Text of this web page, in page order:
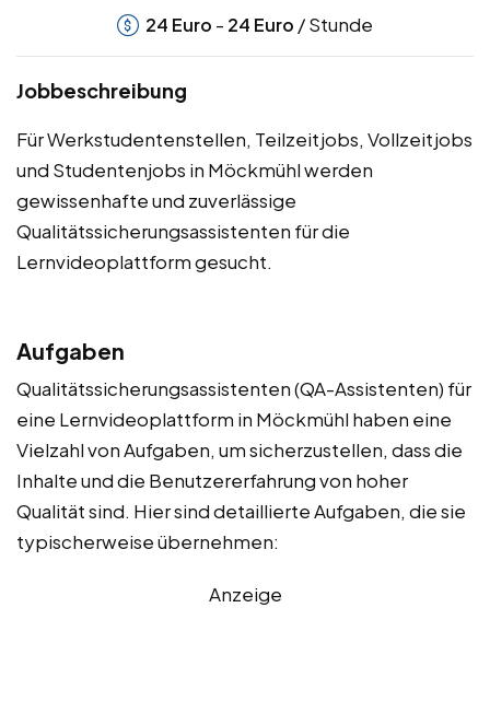
24 Euro - 24 Euro / Stunde
Jobbeschreibung
Für Werkstudentenstellen, Teilzeitjobs, Vollzeitjobs
und Studentenjobs in Möckmühl werden
gewissenhafte und zuverlässige
Qualitätssicherungsassistenten für die
Lernvideoplattform gesucht.
Aufgaben
Qualitätssicherungsassistenten (QA-Assistenten) für
eine Lernvideoplattform in Möckmühl haben eine
Vielzahl von Aufgaben, um sicherzustellen, dass die
Inhalte und die Benutzererfahrung von hoher
Qualität sind. Hier sind detaillierte Aufgaben, die sie
typischerweise übernehmen:
Anzeige